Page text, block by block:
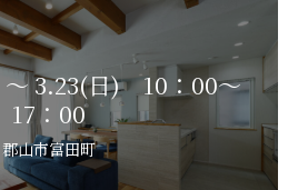
～ 3.23(日) 10：00～
17：00
郡山市富田町